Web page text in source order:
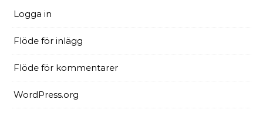
Logga in
Flöde för inlägg
Flöde för kommentarer
WordPress.org